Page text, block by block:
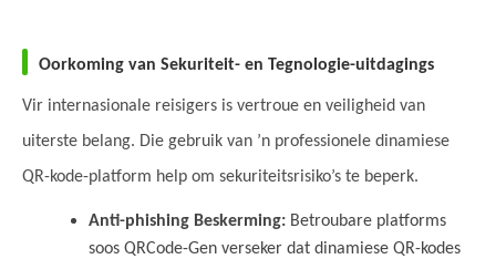
Oorkoming van Sekuriteit- en Tegnologie-uitdagings
Vir internasionale reisigers is vertroue en veiligheid van
uiterste belang. Die gebruik van ’n professionele dinamiese
QR-kode-platform help om sekuriteitsrisiko’s te beperk.
Anti-phishing Beskerming: Betroubare platforms
soos QRCode-Gen verseker dat dinamiese QR-kodes